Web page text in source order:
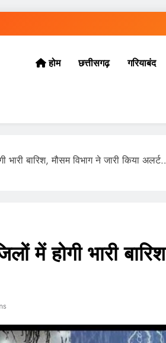
होम छत्तीसगढ़ गरियाबंद
भारी बारिश, मौसम विभाग ने जारी किया
में होगी भारी